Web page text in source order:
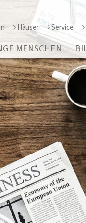
Häuser Service
MENSCHEN